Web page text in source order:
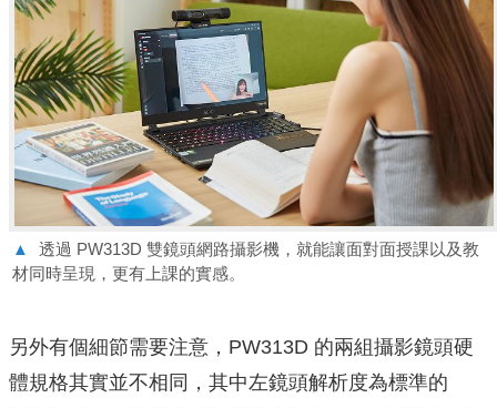
▲
透過 PW313D 雙鏡頭網路攝影機，就能讓面對面授課以及教
材同時呈現，更有上課的實感。
另外有個細節需要注意，PW313D 的兩組攝影鏡頭硬
體規格其實並不相同，其中左鏡頭解析度為標準的